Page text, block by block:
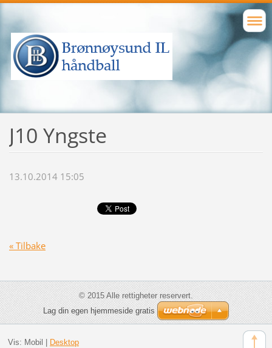
J10 Yngste
13.10.2014 15:05
« Tilbake
© 2015 Alle rettigheter reservert.
Lag din egen hjemmeside gratis
Vis: Mobil Desktop